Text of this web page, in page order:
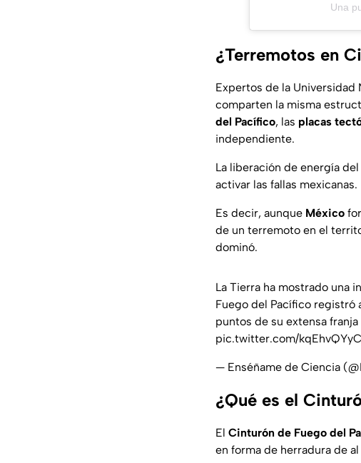
Una
¿Terremotos en
Expertos de la Universidad
comparten la misma
del Pacífico, las placas
independiente.
La liberación de energía
activar las fallas mexicanas.
Es decir, aunque México
de un terremoto en el
dominó.
La Tierra ha mostrado una
Fuego del Pacífico registró
puntos de su extensa
pic.twitter.com/
— Enséñame de Ciencia
¿Qué es el
El Cinturón de Fuego del
en forma de herradura de